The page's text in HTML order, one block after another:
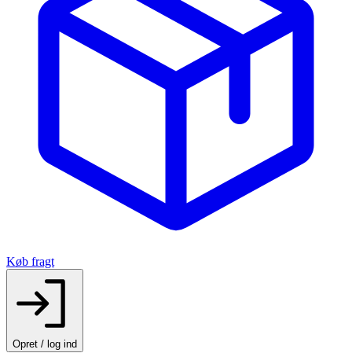
Køb fragt
Opret / log ind